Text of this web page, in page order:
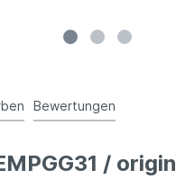
Bewertungen
/